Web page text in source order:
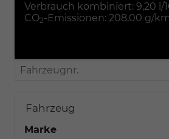
Verbrauch kombiniert: 9,20 l/
CO2-Emissionen: 208,00 g/
Fahrzeugnr.
Fahrzeug
Marke